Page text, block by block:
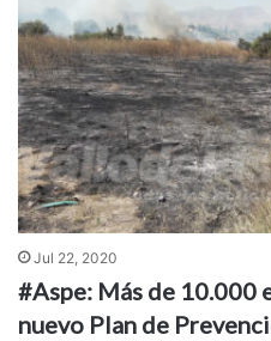
Jul 22, 2020
#Aspe: Más de 10.000
nuevo Plan de